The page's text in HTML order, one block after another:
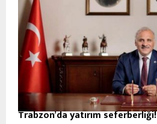
Trabzon’da yatırım seferberliği!